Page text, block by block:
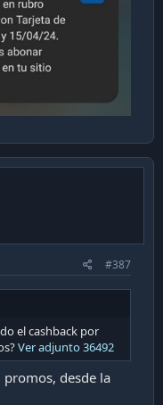
#387
el cashback por
Ver adjunto 36492
promos, desde la